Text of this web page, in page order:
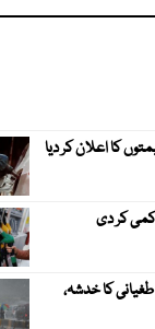
کا اعلان کر دیا
کر دی
طغیانی کا خدشہ،